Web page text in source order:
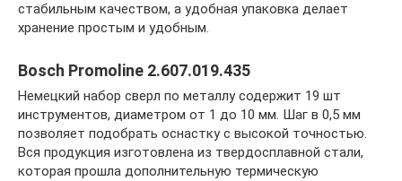
стабильным качеством, а удобная упаковка делает
хранение простым и удобным.
Bosch Promoline 2.607.019.435
Немецкий набор сверл по металлу содержит 19 шт
инструментов, диаметром от 1 до 10 мм. Шаг в 0,5 мм
позволяет подобрать оснастку с высокой точностью.
Вся продукция изготовлена из твердосплавной стали,
которая прошла дополнительную термическую